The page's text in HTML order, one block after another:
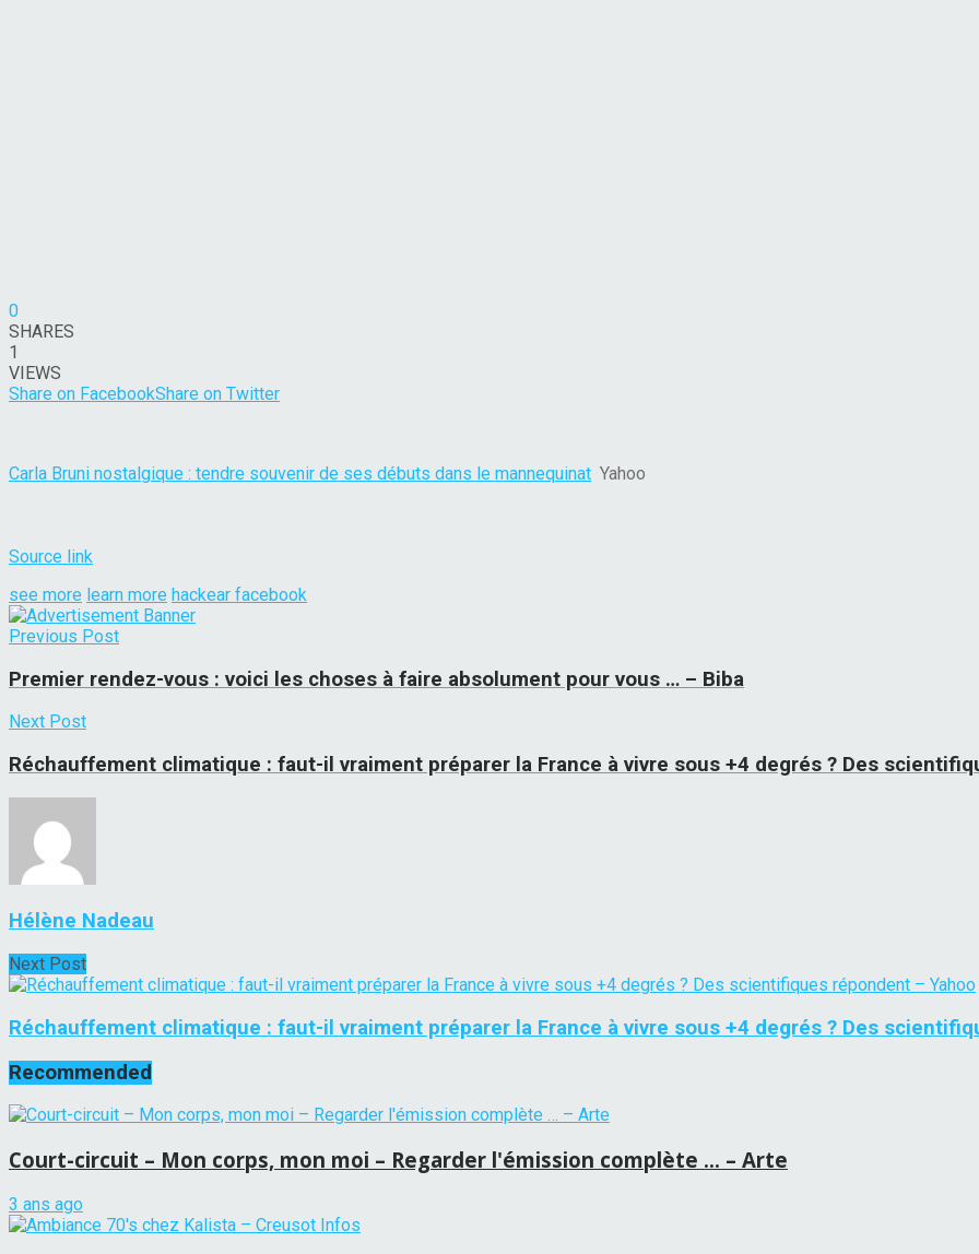
0
SHARES
1
VIEWS
Share on FacebookShare on Twitter
Carla Bruni nostalgique : tendre souvenir de ses débuts dans le mannequinat Yahoo
Source link
see more learn more hackear facebook
Previous Post
Premier rendez-vous : voici les choses à faire absolument pour vous … – Biba
Next Post
Réchauffement climatique : faut-il vraiment préparer la France à vivre sous +4 degrés ? Des
Hélène Nadeau
Next Post
Réchauffement climatique : faut-il vraiment préparer la France à vivre sous +4 degrés ? Des
Recommended
Court-circuit – Mon corps, mon moi – Regarder l'émission complète … – Arte
3 ans ago